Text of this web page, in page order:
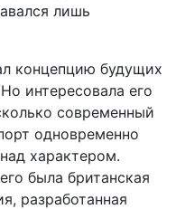
лишь
концепцию будущих
интересовала его
современный
одновременно
характером.
была британская
разработанная